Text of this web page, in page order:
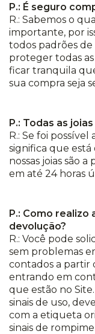
P.: É seguro
R.: Sabemos o
importante, por
todos padrões de
proteger todas
ficar tranquila
sua compra seja
P.: Todas as
R.: Se foi possível
significa que está
nossas joias são
em até 24 horas
P.: Como
devolução?
R.: Você pode
sem problemas
contados a
entrando em
que estão no
sinais de uso,
com a etiqueta
sinais de